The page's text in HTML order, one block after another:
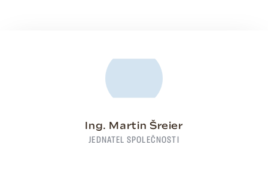
Ing. Martin Šreier
JEDNATEL SPOLEČNOSTI